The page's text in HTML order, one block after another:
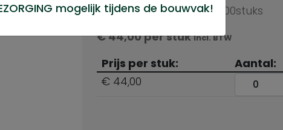
Slotbouten 10x50 doos 100stuks
€44,00per stukIncl. BTW
Prijs per stuk: Aantal:
€ 44,00
mogelijk tijdens de bouwvak!